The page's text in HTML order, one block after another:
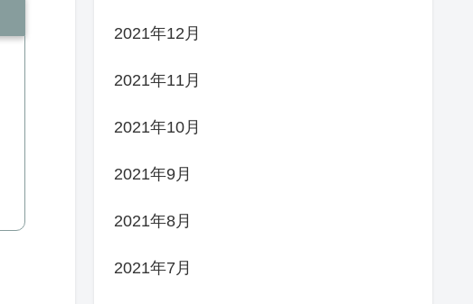
2021年12月
2021年11月
2021年10月
2021年9月
2021年8月
2021年7月